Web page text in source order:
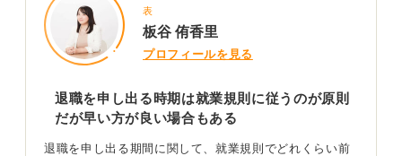
表
板谷 侑香里
プロフィールを見る
退職を申し出る時期は就業規則に従うのが原則
だが早い方が良い場合もある
退職を申し出る期間に関して、就業規則でどれくらい前